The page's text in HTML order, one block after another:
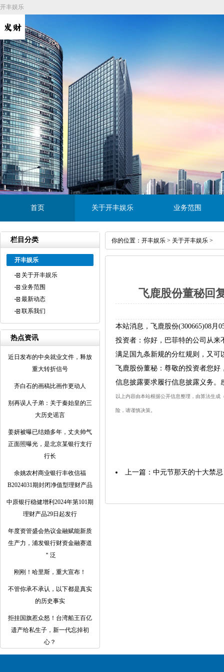
开丰娱乐
首页 关于开丰娱乐 业务范围
栏目分类
开丰娱乐
关于开丰娱乐
业务范围
最新动态
联系我们
热点资讯
近日发布的中央就业文件，释放
重大转折信号
齐白石的画稿比画作更动人
别再误人子弟：关于秦始皇的三
大历史谣言
姜妍被曝已结婚多年，丈夫帅气
正面照曝光，是北京某银行支行
行长
余姚农村商业银行丰收信福
B2024031期封闭净值型理财产品
中原银行稳健增利2024年第101期
理财产品29日起发行
年度资管盛会热议金融赋能新质
生产力，浦发银行财资金融赛道
＂泛
刚刚！哈里斯，重大宣布！
不管你承不承认，以下都是真实
的历史事实
拒挂国旗惹众怒！台湾船王百亿
遗产给私生子，新一代忘掉初
心？
你的位置： 开丰娱乐 > 关于开丰娱乐 >
飞鹿股份董秘回
本站消息，飞鹿股份(300665)08月
投资者：你好，巴菲特的公司从
满足国九条新规的分红规则，又
飞鹿股份董秘：尊敬的投资者您
信息披露要求履行信息披露义务。
以上内容由本站根据公开信息整理，由算法生成
险，请谨慎决策。
上一篇： 中元节那天的十大禁忌